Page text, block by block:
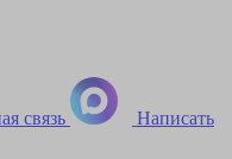
связь Написать